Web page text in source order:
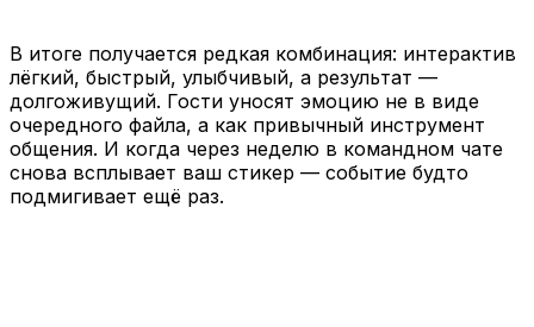
В итоге получается редкая комбинация: интерактив
лёгкий, быстрый, улыбчивый, а результат —
долгоживущий. Гости уносят эмоцию не в виде
очередного файла, а как привычный инструмент
общения. И когда через неделю в командном чате
снова всплывает ваш стикер — событие будто
подмигивает ещё раз.